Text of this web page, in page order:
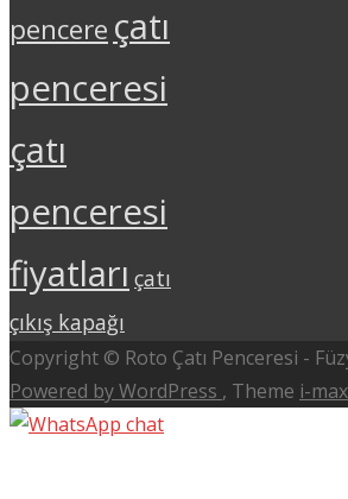
pencere çatı
penceresi
çatı
penceresi
fiyatları çatı
çıkış kapağı
Copyright © Roto Çatı Penceresi -
Powered by WordPress , Theme i-max